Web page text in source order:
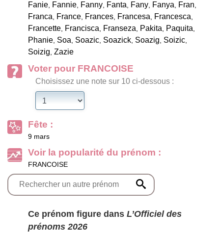
Fanie, Fannie, Fanny, Fanta, Fany, Fanya, Fran,
Franca, France, Frances, Francesa, Francesca,
Francette, Francisca, Franseza, Pakita, Paquita,
Phanie, Soa, Soazic, Soazick, Soazig, Soizic,
Soizig, Zazie
Voter pour FRANCOISE
Choisissez une note sur 10 ci-dessous :
Fête :
9 mars
Voir la popularité du prénom :
FRANCOISE
Ce prénom figure dans L’Officiel des
prénoms 2026